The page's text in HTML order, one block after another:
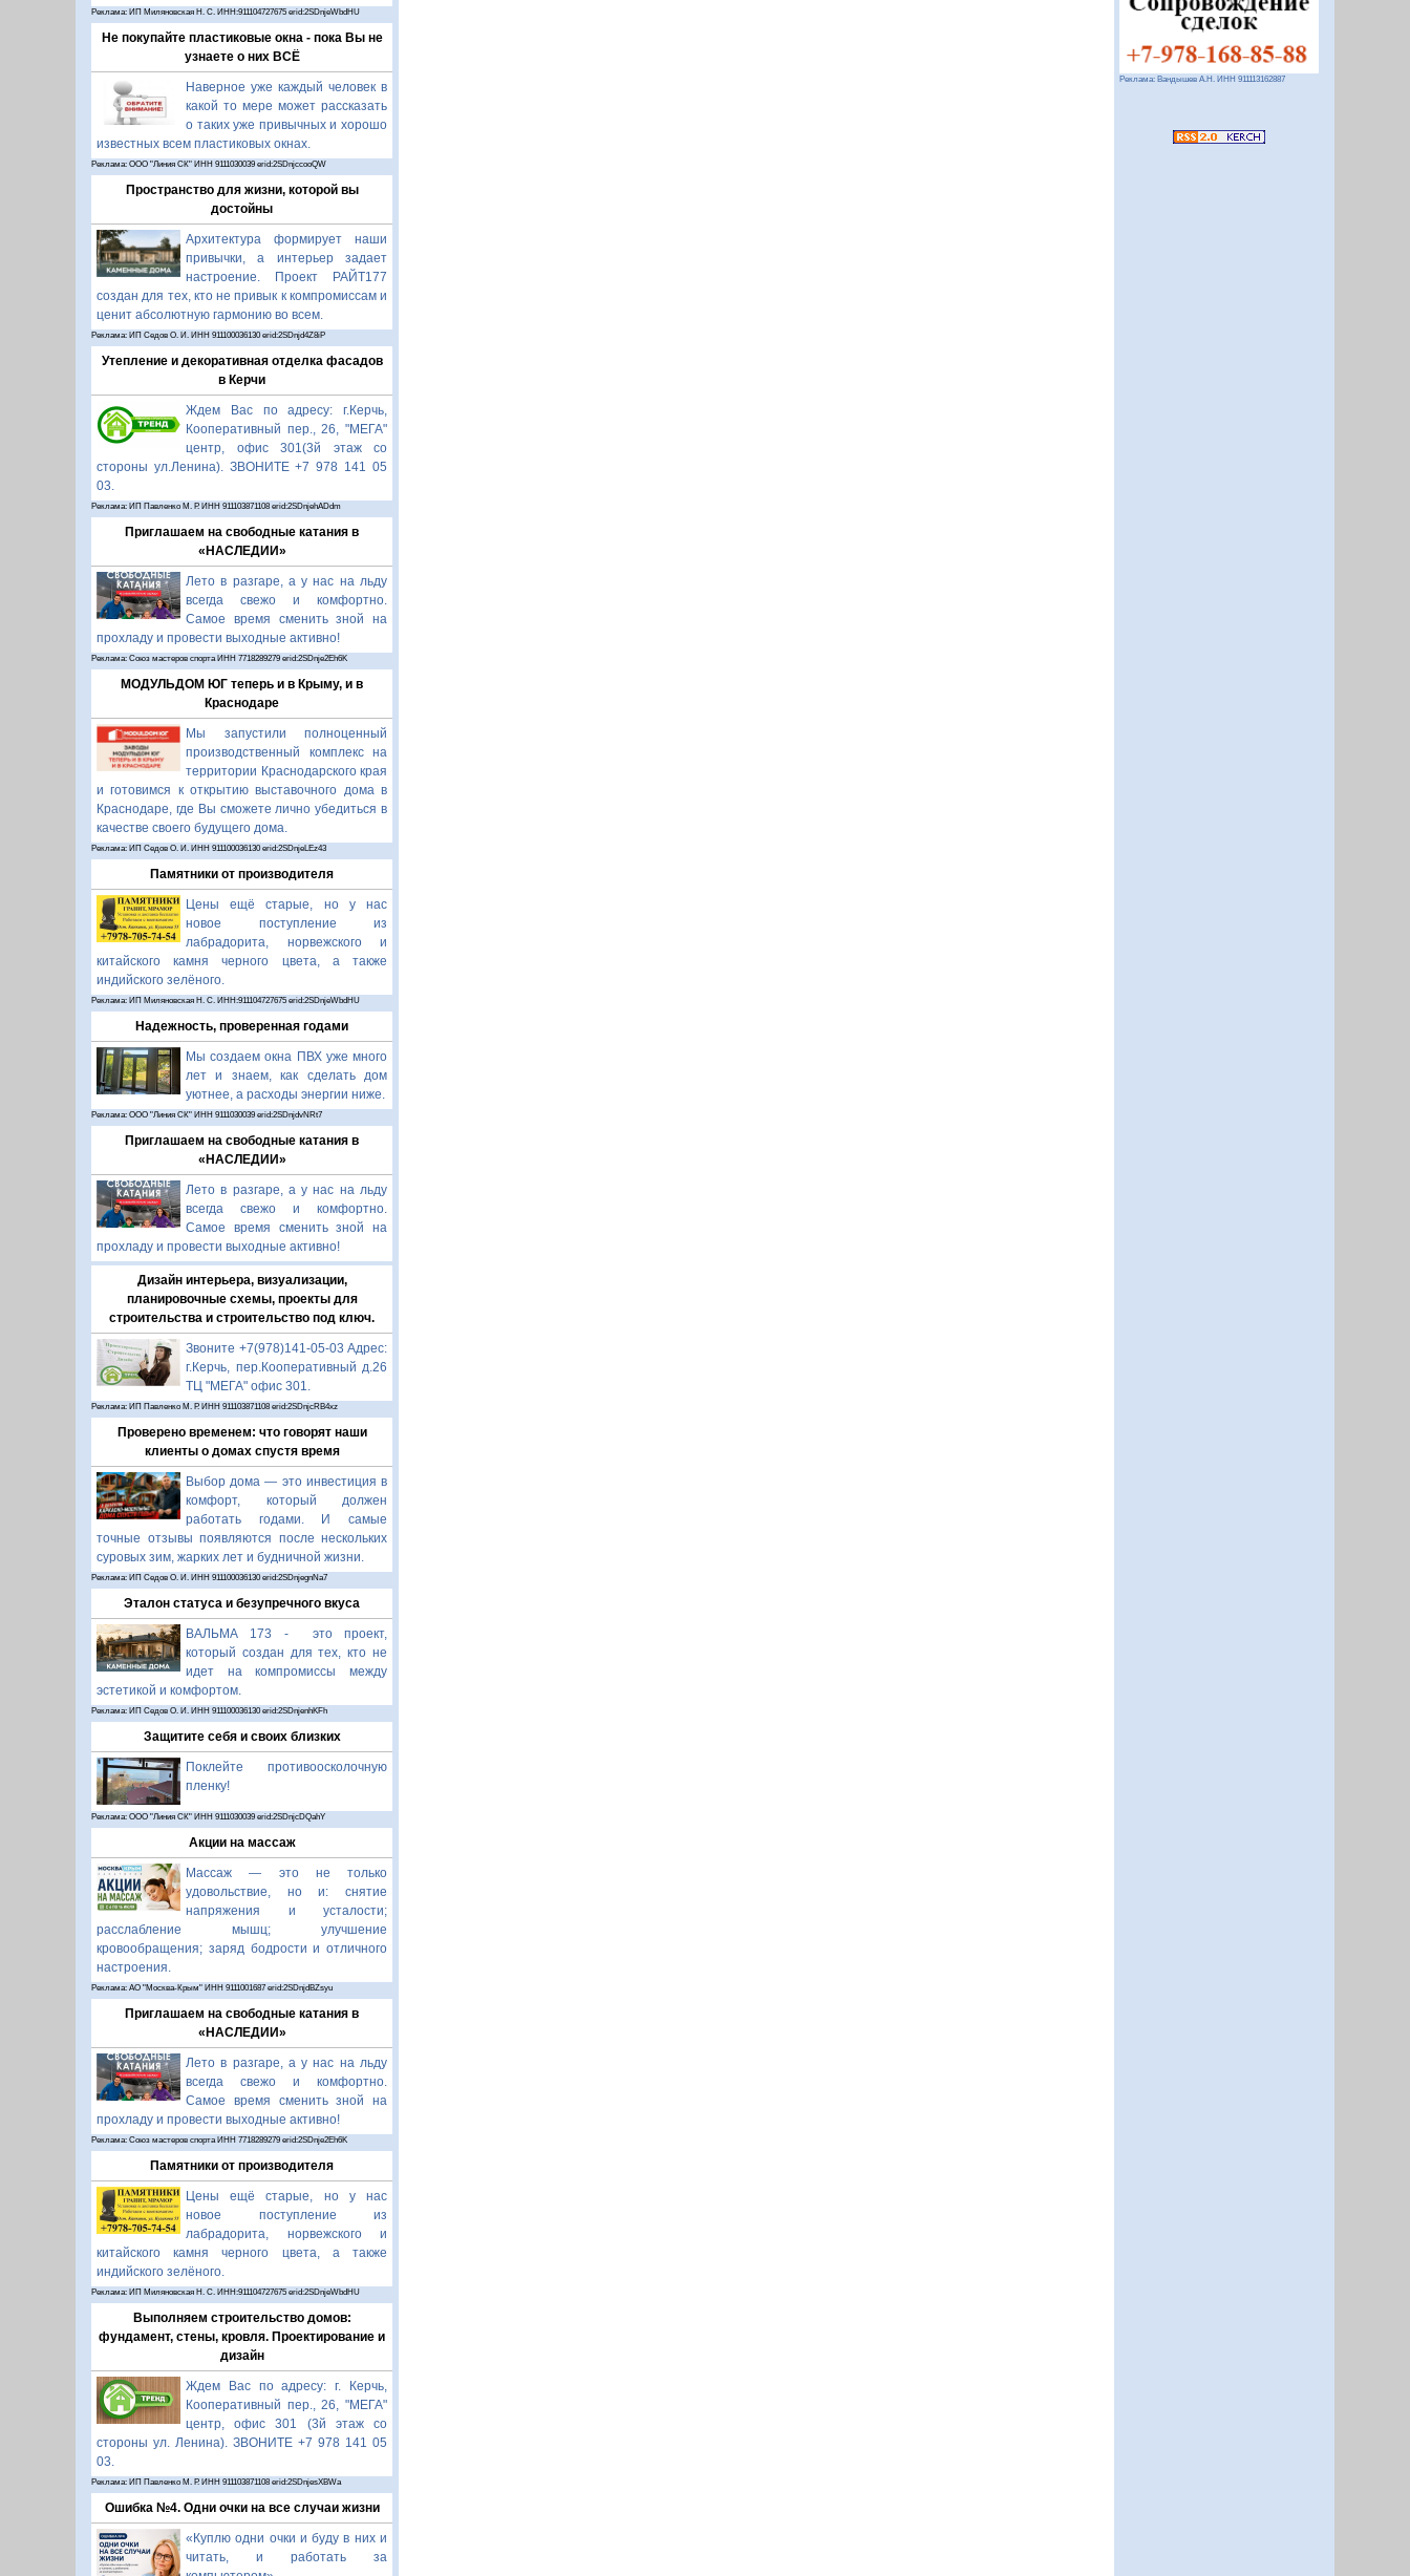
Реклама: ИП Миляновская Н. С. ИНН:911104727675 erid:2SDnjeWbdHU
Не покупайте пластиковые окна - пока Вы не
узнаете о них ВСЁ
Наверное уже каждый человек в
какой то мере может рассказать
о таких уже привычных и хорошо
известных всем пластиковых окнах.
Реклама: ООО "Линия СК" ИНН 9111030039 erid:2SDnjccooQW
Пространство для жизни, которой вы
достойны
Архитектура формирует наши
привычки, а интерьер задает
настроение. Проект РАЙТ177
создан для тех, кто не привык к компромиссам и
ценит абсолютную гармонию во всем.
Реклама: ИП Седов О. И. ИНН 911100036130 erid:2SDnjd4Z8iP
Утепление и декоративная отделка фасадов
в Керчи
Ждем Вас по адресу: г.Керчь,
Кооперативный пер., 26, "МЕГА"
центр, офис 301(3й этаж со
стороны ул.Ленина). ЗВОНИТЕ +7 978 141 05
03.
Реклама: ИП Павленко М. Р. ИНН 911103871108 erid:2SDnjehADdm
Приглашаем на свободные катания в
«НАСЛЕДИИ»
Лето в разгаре, а у нас на льду
всегда свежо и комфортно.
Самое время сменить зной на
прохладу и провести выходные активно!
Реклама: Союз мастеров спорта ИНН 7718289279 erid:2SDnje2Eh6K
МОДУЛЬДОМ ЮГ теперь и в Крыму, и в
Краснодаре
Мы запустили полноценный
производственный комплекс на
территории Краснодарского края
и готовимся к открытию выставочного дома в
Краснодаре, где Вы сможете лично убедиться в
качестве своего будущего дома.
Реклама: ИП Седов О. И. ИНН 911100036130 erid:2SDnjeLEz43
Памятники от производителя
Цены ещё старые, но у нас
новое поступление из
лабрадорита, норвежского и
китайского камня черного цвета, а также
индийского зелёного.
Реклама: ИП Миляновская Н. С. ИНН:911104727675 erid:2SDnjeWbdHU
Надежность, проверенная годами
Мы создаем окна ПВХ уже много
лет и знаем, как сделать дом
уютнее, а расходы энергии ниже.
Реклама: ООО "Линия СК" ИНН 9111030039 erid:2SDnjdvNRt7
Приглашаем на свободные катания в
«НАСЛЕДИИ»
Лето в разгаре, а у нас на льду
всегда свежо и комфортно.
Самое время сменить зной на
прохладу и провести выходные активно!
Дизайн интерьера, визуализации,
планировочные схемы, проекты для
строительства и строительство под ключ.
Звоните +7(978)141-05-03 Адрес:
г.Керчь, пер.Кооперативный д.26
ТЦ "МЕГА" офис 301.
Реклама: ИП Павленко М. Р. ИНН 911103871108 erid:2SDnjcRB4xz
Проверено временем: что говорят наши
клиенты о домах спустя время
Выбор дома — это инвестиция в
комфорт, который должен
работать годами. И самые
точные отзывы появляются после нескольких
суровых зим, жарких лет и будничной жизни.
Реклама: ИП Седов О. И. ИНН 911100036130 erid:2SDnjegnNa7
Эталон статуса и безупречного вкуса
ВАЛЬМА 173 - это проект,
который создан для тех, кто не
идет на компромиссы между
эстетикой и комфортом.
Реклама: ИП Седов О. И. ИНН 911100036130 erid:2SDnjenhKFh
Защитите себя и своих близких
Поклейте противоосколочную
пленку!
Реклама: ООО "Линия СК" ИНН 9111030039 erid:2SDnjcDQahY
Акции на массаж
Массаж — это не только
удовольствие, но и: снятие
напряжения и усталости;
расслабление мышц; улучшение
кровообращения; заряд бодрости и отличного
настроения.
Реклама: АО "Москва-Крым" ИНН 9111001687 erid:2SDnjdBZsyu
Приглашаем на свободные катания в
«НАСЛЕДИИ»
Лето в разгаре, а у нас на льду
всегда свежо и комфортно.
Самое время сменить зной на
прохладу и провести выходные активно!
Реклама: Союз мастеров спорта ИНН 7718289279 erid:2SDnje2Eh6K
Памятники от производителя
Цены ещё старые, но у нас
новое поступление из
лабрадорита, норвежского и
китайского камня черного цвета, а также
индийского зелёного.
Реклама: ИП Миляновская Н. С. ИНН:911104727675 erid:2SDnjeWbdHU
Выполняем строительство домов:
фундамент, стены, кровля. Проектирование и
дизайн
Ждем Вас по адресу: г. Керчь,
Кооперативный пер., 26, "МЕГА"
центр, офис 301 (3й этаж со
стороны ул. Ленина). ЗВОНИТЕ +7 978 141 05
03.
Реклама: ИП Павленко М. Р. ИНН 911103871108 erid:2SDnjesXBWa
Ошибка №4. Одни очки на все случаи жизни
«Куплю одни очки и буду в них и
читать, и работать за
Реклама: Вандышев А.Н. ИНН 911113162887